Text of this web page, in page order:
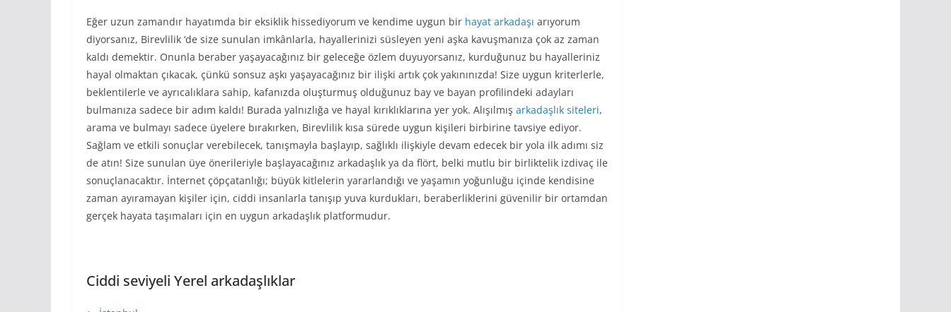
Eğer uzun zamandır hayatımda bir eksiklik hissediyorum ve kendime uygun bir hayat arkadaşı arıyorum
diyorsanız, Birevlilik ‘de size sunulan imkânlarla, hayallerinizi süsleyen yeni aşka kavuşmanıza çok az zaman
kaldı demektir. Onunla beraber yaşayacağınız bir geleceğe özlem duyuyorsanız, kurduğunuz bu hayalleriniz
hayal olmaktan çıkacak, çünkü sonsuz aşkı yaşayacağınız bir ilişki artık çok yakınınızda! Size uygun kriterlerle,
beklentilerle ve ayrıcalıklara sahip, kafanızda oluşturmuş olduğunuz bay ve bayan profilindeki adayları
bulmanıza sadece bir adım kaldı! Burada yalnızlığa ve hayal kırıklıklarına yer yok. Alışılmış arkadaşlık siteleri,
arama ve bulmayı sadece üyelere bırakırken, Birevlilik kısa sürede uygun kişileri birbirine tavsiye ediyor.
Sağlam ve etkili sonuçlar verebilecek, tanışmayla başlayıp, sağlıklı ilişkiyle devam edecek bir yola ilk adımı siz
de atın! Size sunulan üye önerileriyle başlayacağınız arkadaşlık ya da flört, belki mutlu bir birliktelik izdivaç ile
sonuçlanacaktır. İnternet çöpçatanlığı; büyük kitlelerin yararlandığı ve yaşamın yoğunluğu içinde kendisine
zaman ayıramayan kişiler için, ciddi insanlarla tanışıp yuva kurdukları, beraberliklerini güvenilir bir ortamdan
gerçek hayata taşımaları için en uygun arkadaşlık platformudur.
Ciddi seviyeli Yerel arkadaşlıklar